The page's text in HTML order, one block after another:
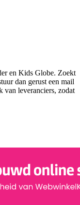
en Kids Globe. Zoekt
dan gerust een mail
van leveranciers, zodat